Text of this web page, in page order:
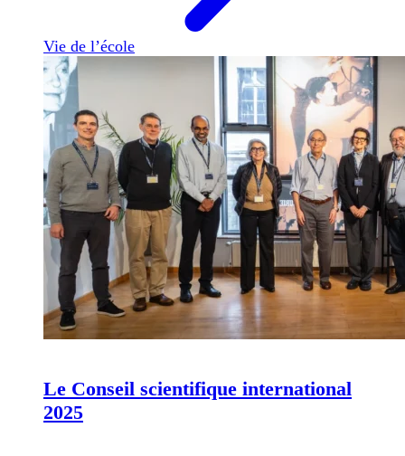
Vie de l’école
Le Conseil scientifique international
2025